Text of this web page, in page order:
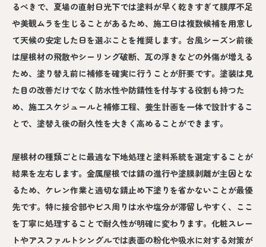
るべきで、夏場の直射日光下では塗料が早く乾きすぎて膜厚不足
や美観ムラを生じることがあるため、施工日は複数候補を用意し
て天候の安定した日を選ぶことを推奨します。台風シーズン前後
は屋根材の飛散やシーリング破断、瓦の浮きなどの外傷が増える
ため、塗り替え前に補修を確実に行うことが肝要です。塗装は見
た目の改善だけでなく防水性や防錆性を付与する役割も持つた
め、施工スケジュールと補修工程、養生計画を一体で設計するこ
とで、塗替え後の耐久性を大きく高めることができます。
屋根材の種類ごとに最適な下地処理と塗料系統を選定することが
結果を左右します。金属屋根では錆の進行や塗膜剥離が主因とな
るため、ケレン作業と適切な錆止め下塗りを省かないことが最優
先です。特に接合部やビス周りは水や塩分が滞留しやすく、ここ
を丁寧に処理することで耐久性が明確に変わります。化粧スレー
トやアスファルトシングルでは表面の粉化や吸水に対する対策が